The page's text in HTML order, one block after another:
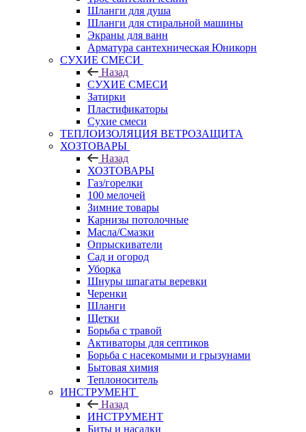
Шланги для душа
Шланги для стиральной машины
Экраны для ванн
Арматура сантехническая Юникорн
СУХИЕ СМЕСИ
Назад
СУХИЕ СМЕСИ
Затирки
Пластификаторы
Сухие смеси
ТЕПЛОИЗОЛЯЦИЯ ВЕТРОЗАЩИТА
ХОЗТОВАРЫ
Назад
ХОЗТОВАРЫ
Газ/горелки
100 мелочей
Зимние товары
Карнизы потолочные
Масла/Смазки
Опрыскиватели
Сад и огород
Уборка
Шнуры шпагаты веревки
Черенки
Шланги
Щетки
Борьба с травой
Активаторы для септиков
Борьба с насекомыми и грызунами
Бытовая химия
Теплоноситель
ИНСТРУМЕНТ
Назад
ИНСТРУМЕНТ
Биты и насадки